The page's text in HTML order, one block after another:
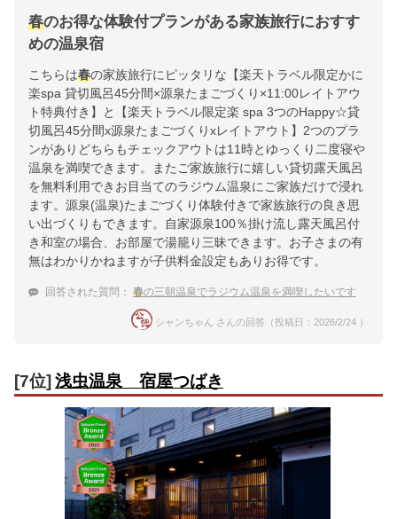
春のお得な体験付プランがある家族旅行におすす
めの温泉宿
こちらは春の家族旅行にピッタリな【楽天トラベル限定かに
楽spa 貸切風呂45分間×源泉たまごづくり×11:00レイトアウ
ト特典付き】と【楽天トラベル限定楽 spa 3つのHappy☆貸
切風呂45分間x源泉たまごづくりxレイトアウト】2つのプラ
ンがありどちらもチェックアウトは11時とゆっくり二度寝や
温泉を満喫できます。またご家族旅行に嬉しい貸切露天風呂
を無料利用できお目当てのラジウム温泉にご家族だけで浸れ
ます。源泉(温泉)たまごづくり体験付きで家族旅行の良き思
い出づくりもできます。自家源泉100％掛け流し露天風呂付
き和室の場合、お部屋で湯籠り三昧できます。お子さまの有
無はわかりかねますが子供料金設定もありお得です。
回答された質問： 春の三朝温泉でラジウム温泉を満喫したいです
シャンちゃん さんの回答（投稿日：2026/2/24 ）
[7位] 浅虫温泉 宿屋つばき